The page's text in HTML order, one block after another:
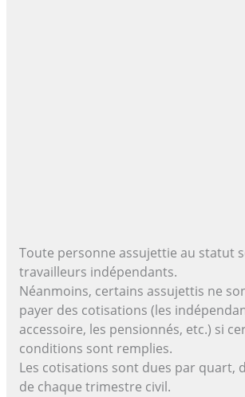
Toute personne assujettie au statut
travailleurs indépendants.
Néanmoins, certains assujettis ne
payer des cotisations (les
accessoire, les pensionnés, etc.) si
conditions sont remplies.
Les cotisations sont dues par quart,
de chaque trimestre civil.